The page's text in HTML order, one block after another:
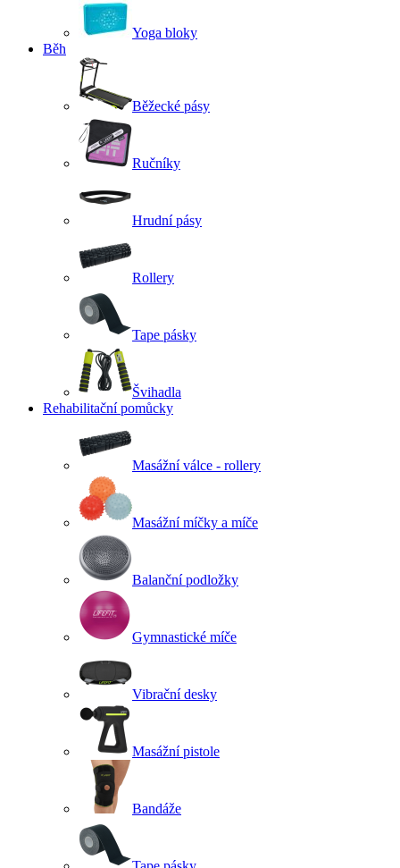
Yoga bloky
Běh
Běžecké pásy
Ručníky
Hrudní pásy
Rollery
Tape pásky
Švihadla
Rehabilitační pomůcky
Masážní válce - rollery
Masážní míčky a míče
Balanční podložky
Gymnastické míče
Vibrační desky
Masážní pistole
Bandáže